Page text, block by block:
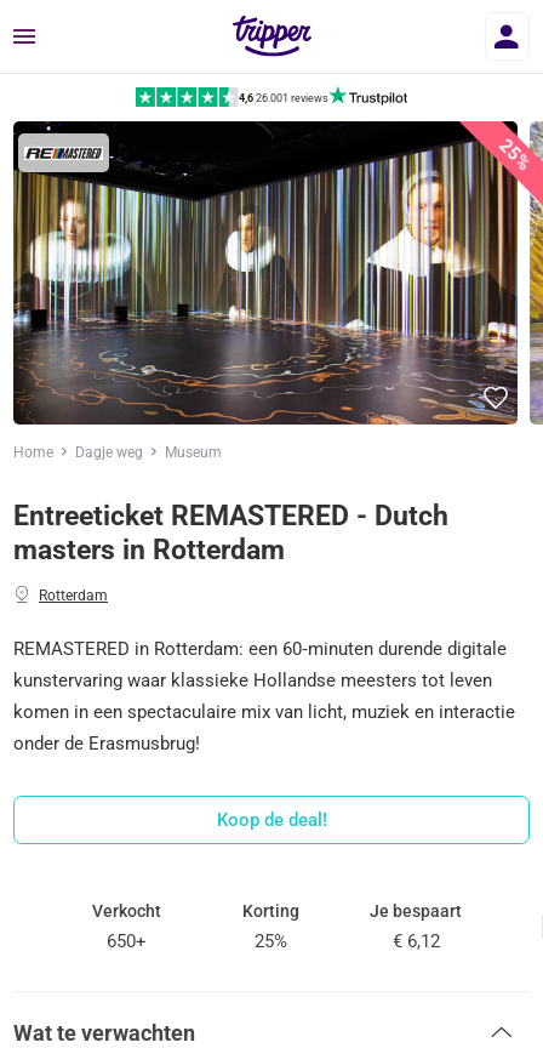
Menu
4,6|26.001 reviews
25%
Home Dagje weg Museum
Entreeticket REMASTERED - Dutch
masters in Rotterdam
Rotterdam
REMASTERED in Rotterdam: een 60‑minuten durende digitale
kunstervaring waar klassieke Hollandse meesters tot leven
komen in een spectaculaire mix van licht, muziek en interactie
onder de Erasmusbrug!
Koop de deal!
Verkocht
650+
Korting
25%
Je bespaart
€ 6,12
Wat te verwachten